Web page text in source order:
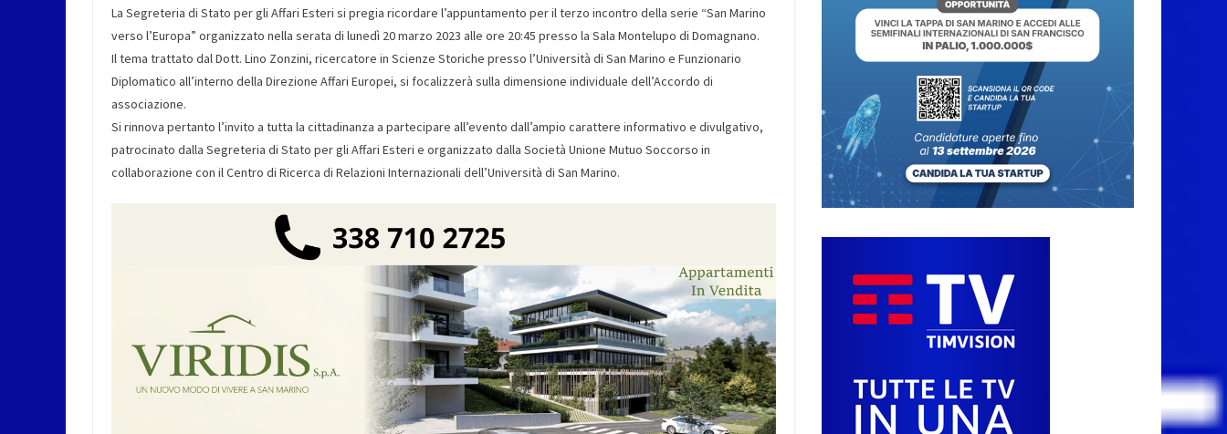
La Segreteria di Stato per gli Affari Esteri si pregia ricordare l’appuntamento per il terzo incontro della serie “San Marino
verso l’Europa” organizzato nella serata di lunedì 20 marzo 2023 alle ore 20:45 presso la Sala Montelupo di Domagnano.
Il tema trattato dal Dott. Lino Zonzini, ricercatore in Scienze Storiche presso l’Università di San Marino e Funzionario
Diplomatico all’interno della Direzione Affari Europei, si focalizzerà sulla dimensione individuale dell’Accordo di
associazione.
Si rinnova pertanto l’invito a tutta la cittadinanza a partecipare all’evento dall’ampio carattere informativo e divulgativo,
patrocinato dalla Segreteria di Stato per gli Affari Esteri e organizzato dalla Società Unione Mutuo Soccorso in
collaborazione con il Centro di Ricerca di Relazioni Internazionali dell’Università di San Marino.